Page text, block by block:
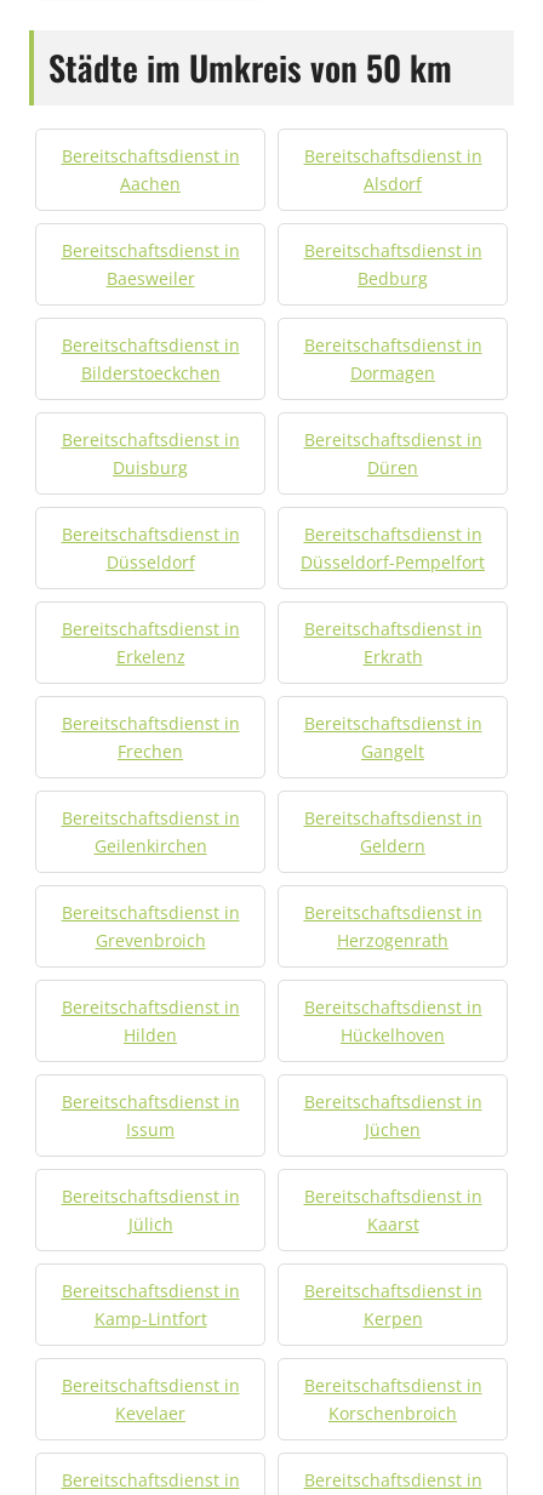
Städte im Umkreis von 50 km
Bereitschaftsdienst in
Aachen
Bereitschaftsdienst in
Alsdorf
Bereitschaftsdienst in
Baesweiler
Bereitschaftsdienst in
Bedburg
Bereitschaftsdienst in
Bilderstoeckchen
Bereitschaftsdienst in
Dormagen
Bereitschaftsdienst in
Duisburg
Bereitschaftsdienst in
Düren
Bereitschaftsdienst in
Düsseldorf
Bereitschaftsdienst in
Düsseldorf-Pempelfort
Bereitschaftsdienst in
Erkelenz
Bereitschaftsdienst in
Erkrath
Bereitschaftsdienst in
Frechen
Bereitschaftsdienst in
Gangelt
Bereitschaftsdienst in
Geilenkirchen
Bereitschaftsdienst in
Geldern
Bereitschaftsdienst in
Grevenbroich
Bereitschaftsdienst in
Herzogenrath
Bereitschaftsdienst in
Hilden
Bereitschaftsdienst in
Hückelhoven
Bereitschaftsdienst in
Issum
Bereitschaftsdienst in
Jüchen
Bereitschaftsdienst in
Jülich
Bereitschaftsdienst in
Kaarst
Bereitschaftsdienst in
Kamp-Lintfort
Bereitschaftsdienst in
Kerpen
Bereitschaftsdienst in
Kevelaer
Bereitschaftsdienst in
Korschenbroich
Bereitschaftsdienst in
Bereitschaftsdienst in